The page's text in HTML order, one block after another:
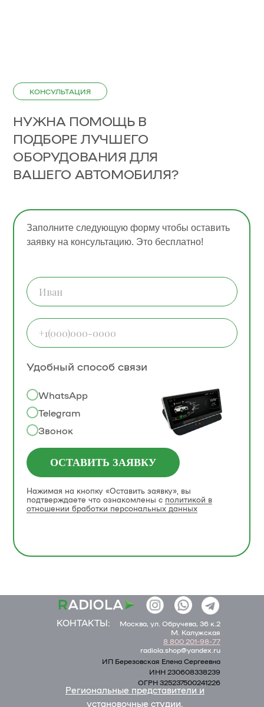
НУЖНА ПОМОЩЬ В
ПОДБОРЕ ЛУЧШЕГО
ОБОРУДОВАНИЯ ДЛЯ
ВАШЕГО АВТОМОБИЛЯ?
КОНСУЛЬТАЦИЯ
Удобный способ связи
WhatsApp
Telegram
Звонок
ОСТАВИТЬ ЗАЯВКУ
Нажимая на кнопку «Оставить заявку», вы
подтверждаете что ознакомлены с политикой в
отношении бработки персональных данных
Заполните следующую форму чтобы оставить
заявку на консультацию. Это бесплатно!
КОНТАКТЫ:
Москва, ул. Обручева, 36 к.2
M. Калужская
8 800 201-98-77
radiola.shop@yandex.ru
ИП Березовская Елена Сергеевна
ИНН 230608338239
ОГРН 325237500241226
Региональные представители и
установочные студии.